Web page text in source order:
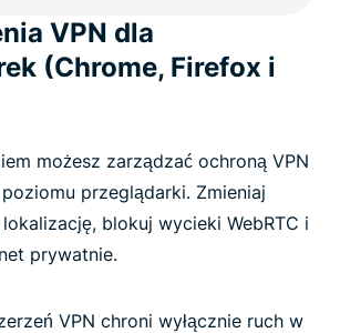
VPN dla
(Chrome, Firefox i
możesz zarządzać ochroną VPN
przeglądarki. Zmieniaj
blokuj wycieki WebRTC i
prywatnie.
VPN chroni wyłącznie ruch w